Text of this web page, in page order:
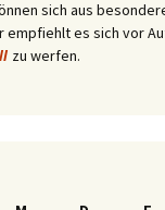
sich aus
empfiehlt es sich vor
zu werfen.